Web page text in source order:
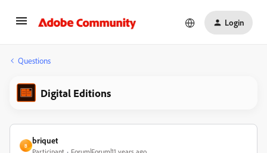
Login
Questions
Digital Editions
B
briquet